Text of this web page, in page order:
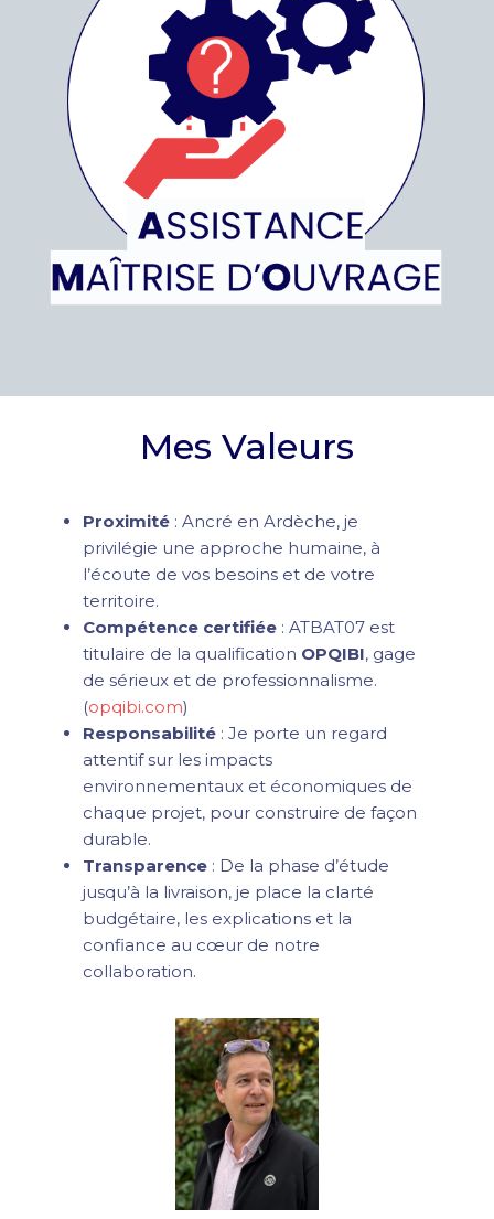
Mes Valeurs
Proximité : Ancré en Ardèche, je
privilégie une approche humaine, à
l’écoute de vos besoins et de votre
territoire.
Compétence certifiée : ATBAT07 est
titulaire de la qualification OPQIBI, gage
de sérieux et de professionnalisme.
(opqibi.com)
Responsabilité : Je porte un regard
attentif sur les impacts
environnementaux et économiques de
chaque projet, pour construire de façon
durable.
Transparence : De la phase d’étude
jusqu’à la livraison, je place la clarté
budgétaire, les explications et la
confiance au cœur de notre
collaboration.